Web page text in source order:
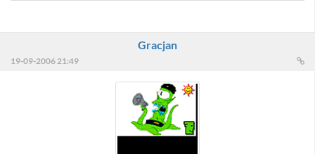
Gracjan
19-09-2006 21:49